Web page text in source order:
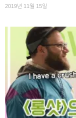
2019년 11월 15일